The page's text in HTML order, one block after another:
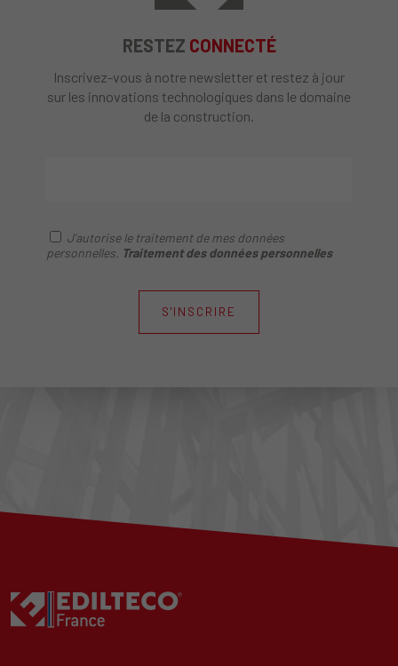
RESTEZ CONNECTÉ
Inscrivez-vous à notre newsletter et restez à jour
sur les innovations technologiques dans le domaine
de la construction.
J'autorise le traitement de mes données
personnelles. Traitement des données personnelles
S'INSCRIRE